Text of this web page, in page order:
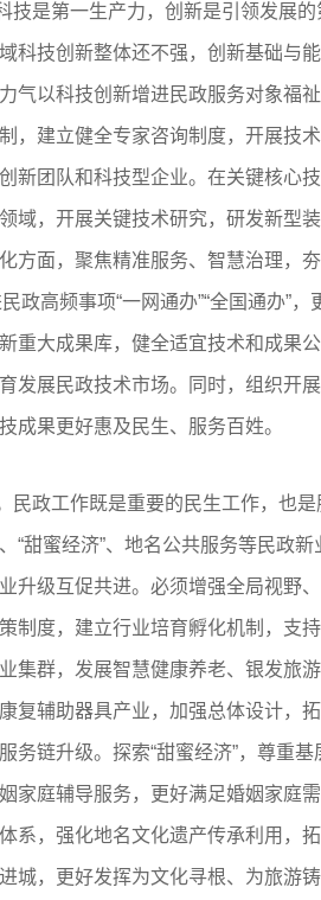
技是第一生产力，创新是引领发展
科技创新整体还不强，创新基础与
气以科技创新增进民政服务对象福
，建立健全专家咨询制度，开展技
新团队和科技型企业。在关键核心
域，开展关键技术研究，研发新型
方面，聚焦精准服务、智慧治理，
政高频事项“一网通办”“全国通办”
重大成果库，健全适宜技术和成果
发展民政技术市场。同时，组织开
成果更好惠及民生、服务百姓。
民政工作既是重要的民生工作，也
“甜蜜经济”、地名公共服务等民政
升级互促共进。必须增强全局视野
制度，建立行业培育孵化机制，支
集群，发展智慧健康养老、银发旅
复辅助器具产业，加强总体设计，
务链升级。探索“甜蜜经济”，尊重
家庭辅导服务，更好满足婚姻家庭
系，强化地名文化遗产传承利用，拓
城，更好发挥为文化寻根、为旅游